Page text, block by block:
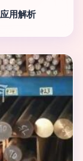
用解析